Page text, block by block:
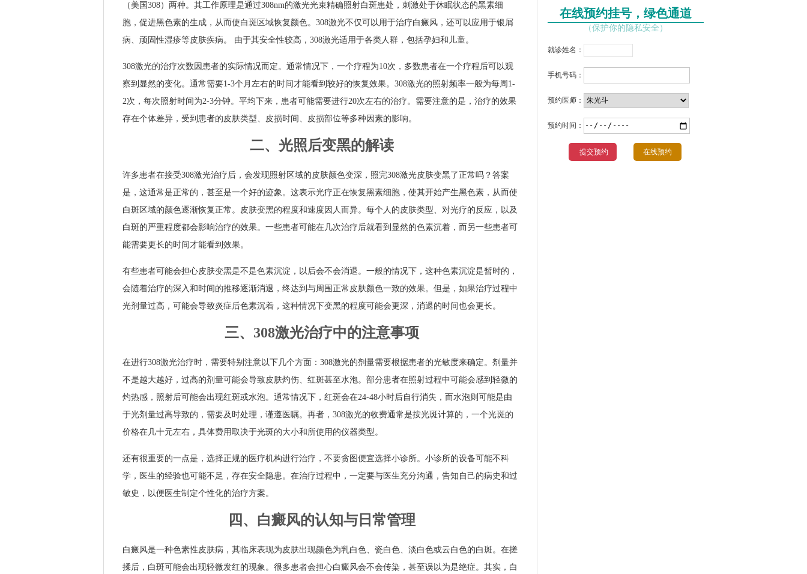
（美国308）两种。其工作原理是通过308nm的激光光束精确照射白斑患处，刺激处于休眠状态的黑素细
胞，促进黑色素的生成，从而使白斑区域恢复颜色。308激光不仅可以用于治疗白癜风，还可以应用于银屑
病、顽固性湿疹等皮肤疾病。 由于其安全性较高，308激光适用于各类人群，包括孕妇和儿童。
308激光的治疗次数因患者的实际情况而定。通常情况下，一个疗程为10次，多数患者在一个疗程后可以观
察到显然的变化。通常需要1-3个月左右的时间才能看到较好的恢复效果。308激光的照射频率一般为每周1-
2次，每次照射时间为2-3分钟。平均下来，患者可能需要进行20次左右的治疗。需要注意的是，治疗的效果
存在个体差异，受到患者的皮肤类型、皮损时间、皮损部位等多种因素的影响。
二、光照后变黑的解读
许多患者在接受308激光治疗后，会发现照射区域的皮肤颜色变深，照完308激光皮肤变黑了正常吗？答案
是，这通常是正常的，甚至是一个好的迹象。这表示光疗正在恢复黑素细胞，使其开始产生黑色素，从而使
白斑区域的颜色逐渐恢复正常。皮肤变黑的程度和速度因人而异。每个人的皮肤类型、对光疗的反应，以及
白斑的严重程度都会影响治疗的效果。一些患者可能在几次治疗后就看到显然的色素沉着，而另一些患者可
能需要更长的时间才能看到效果。
有些患者可能会担心皮肤变黑是不是色素沉淀，以后会不会消退。一般的情况下，这种色素沉淀是暂时的，
会随着治疗的深入和时间的推移逐渐消退，终达到与周围正常皮肤颜色一致的效果。但是，如果治疗过程中
光剂量过高，可能会导致炎症后色素沉着，这种情况下变黑的程度可能会更深，消退的时间也会更长。
三、308激光治疗中的注意事项
在进行308激光治疗时，需要特别注意以下几个方面：308激光的剂量需要根据患者的光敏度来确定。剂量并
不是越大越好，过高的剂量可能会导致皮肤灼伤、红斑甚至水泡。部分患者在照射过程中可能会感到轻微的
灼热感，照射后可能会出现红斑或水泡。通常情况下，红斑会在24-48小时后自行消失，而水泡则可能是由
于光剂量过高导致的，需要及时处理，谨遵医嘱。再者，308激光的收费通常是按光斑计算的，一个光斑的
价格在几十元左右，具体费用取决于光斑的大小和所使用的仪器类型。
还有很重要的一点是，选择正规的医疗机构进行治疗，不要贪图便宜选择小诊所。小诊所的设备可能不科
学，医生的经验也可能不足，存在安全隐患。在治疗过程中，一定要与医生充分沟通，告知自己的病史和过
敏史，以便医生制定个性化的治疗方案。
四、白癜风的认知与日常管理
白癜风是一种色素性皮肤病，其临床表现为皮肤出现颜色为乳白色、瓷白色、淡白色或云白色的白斑。在搓
揉后，白斑可能会出现轻微发红的现象。很多患者会担心白癜风会不会传染，甚至误以为是绝症。其实，白
在线预约挂号，绿色通道
（保护你的隐私安全）
就诊姓名：
手机号码：
预约医师：
预约时间：
在线预约